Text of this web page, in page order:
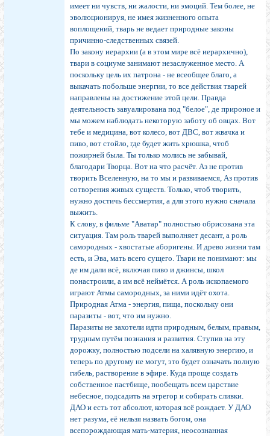
имеет ни чувств, ни жалости, ни эмоций. Тем более, не
эволюционируя, не имея жизненного опыта
воплощений, тварь не ведает природные законы
причинно-следственных связей.
По закону иерархии (а в этом мире всё иерархично),
твари в социуме занимают незаслуженное место. А
поскольку цель их патрона - не всеобщее благо, а
выкачать побольше энергии, то все действия тварей
направлены на достижение этой цели. Правда
деятельность завуалирована под "белое", де прироное и
мы можем наблюдать некоторую заботу об овцах. Вот
тебе и медицина, вот колесо, вот ДВС, вот жвачка и
пиво, вот стойло, где будет жить хрюшка, чтоб
пожирней была. Ты только молись не забывай,
благодари Творца. Вот на что расчёт. Аз не против
творить Вселенную, на то мы и развиваемся, Аз против
сотворения живых существ. Только, чтоб творить,
нужно достичь бессмертия, а для этого нужно сначала
выжить.
К слову, в фильме "Аватар" полностью обрисована эта
ситуация. Там роль тварей выполняет десант, а роль
самородных - хвостатые аборигены. И древо жизни там
есть, и Эва, мать всего сущего. Твари не понимают: мы
де им дали всё, включая пиво и джинсы, школ
понастроили, а им всё неймётся. А роль ископаемого
играют Атмы самородных, за ними идёт охота.
Природная Атма - энергия, пища, поскольку они
паразиты - вот, что им нужно.
Паразиты не захотели идти природным, белым, правым,
трудным путём познания и развития. Ступив на эту
дорожку, полностью подсели на халявную энергию, и
теперь по другому не могут, это будет означать полную
гибель, растворение в эфире. Куда проще создать
собственное пастбище, пообещать всем царствие
небесное, подсадить на эгрегор и собирать сливки.
ДАО и есть тот абсолют, которая всё рождает. У ДАО
нет разума, её нельзя назвать богом, она
всепорождающая мать-материя, неосознанная